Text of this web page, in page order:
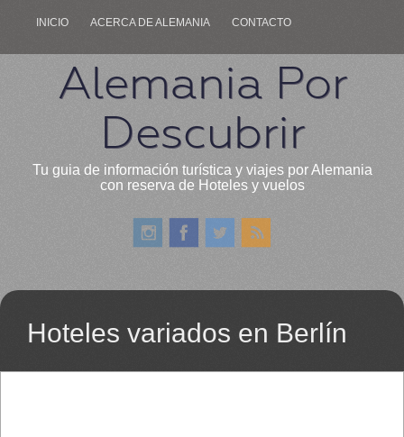
INICIO ACERCA DE ALEMANIA CONTACTO
Alemania Por
Descubrir
Tu guia de información turística y viajes por Alemania
con reserva de Hoteles y vuelos
Hoteles variados en Berlín